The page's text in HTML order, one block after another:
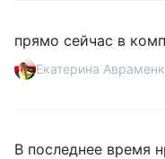
прямо сейчас в
Екатерина
В последнее время